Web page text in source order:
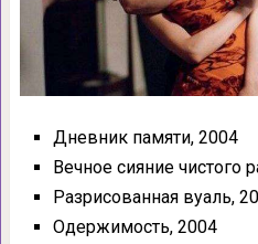
Дневник памяти, 2004
Вечное сияние чистого
Разрисованная вуаль,
Одержимость, 2004